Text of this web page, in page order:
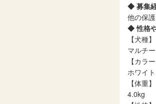
◆ 募集
他の保
◆ 性格
【犬種】
マルチ
【カラー
ホワイト
【体重】
4.0kg